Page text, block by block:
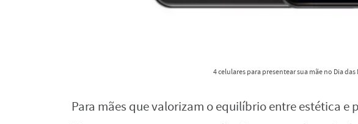
4 celulares para presentear sua mãe no Dia das
Para mães que valorizam o equilíbrio entre estética e